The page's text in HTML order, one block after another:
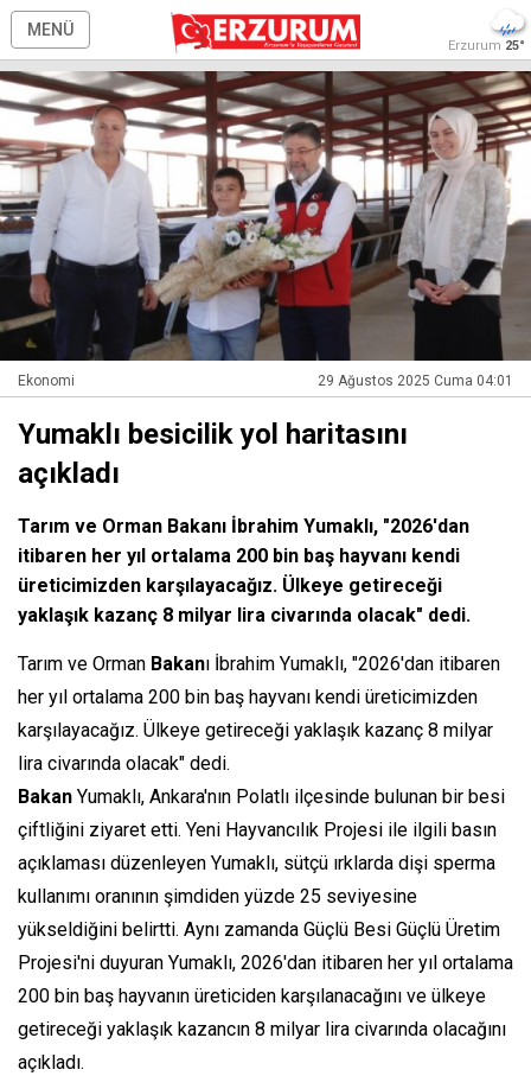
MENÜ
Erzurum 25°
Ekonomi 29 Ağustos 2025 Cuma 04:01
Yumaklı besicilik yol haritasını
açıkladı
Tarım ve Orman Bakanı İbrahim Yumaklı, "2026'dan
itibaren her yıl ortalama 200 bin baş hayvanı kendi
üreticimizden karşılayacağız. Ülkeye getireceği
yaklaşık kazanç 8 milyar lira civarında olacak" dedi.
Tarım ve Orman Bakanı İbrahim Yumaklı, "2026'dan itibaren
her yıl ortalama 200 bin baş hayvanı kendi üreticimizden
karşılayacağız. Ülkeye getireceği yaklaşık kazanç 8 milyar
lira civarında olacak" dedi.
Bakan Yumaklı, Ankara'nın Polatlı ilçesinde bulunan bir besi
çiftliğini ziyaret etti. Yeni Hayvancılık Projesi ile ilgili basın
açıklaması düzenleyen Yumaklı, sütçü ırklarda dişi sperma
kullanımı oranının şimdiden yüzde 25 seviyesine
yükseldiğini belirtti. Aynı zamanda Güçlü Besi Güçlü Üretim
Projesi'ni duyuran Yumaklı, 2026'dan itibaren her yıl ortalama
200 bin baş hayvanın üreticiden karşılanacağını ve ülkeye
getireceği yaklaşık kazancın 8 milyar lira civarında olacağını
açıkladı.